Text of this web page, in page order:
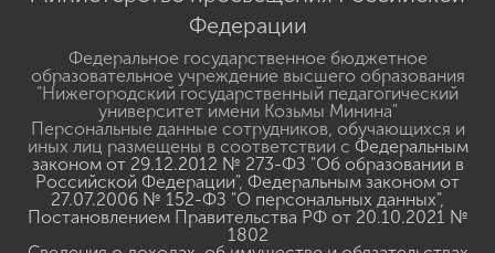
Федерации
Федеральное государственное бюджетное
образовательное учреждение высшего образования
"Нижегородский государственный педагогический
университет имени Козьмы Минина"
Персональные данные сотрудников, обучающихся и
иных лиц размещены в соответствии с Федеральным
законом от 29.12.2012 № 273-ФЗ "Об образовании в
Российской Федерации", Федеральным законом от
27.07.2006 № 152-ФЗ "О персональных данных",
Постановлением Правительства РФ от 20.10.2021 №
1802